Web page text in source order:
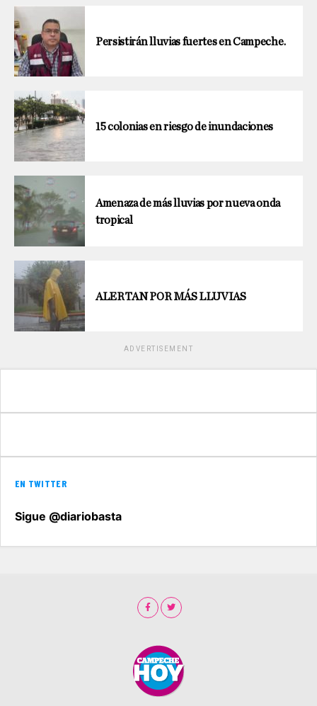
Persistirán lluvias fuertes en Campeche.
15 colonias en riesgo de inundaciones
Amenaza de más lluvias por nueva onda
tropical
ALERTAN POR MÁS LLUVIAS
ADVERTISEMENT
EN TWITTER
Sigue @diariobasta